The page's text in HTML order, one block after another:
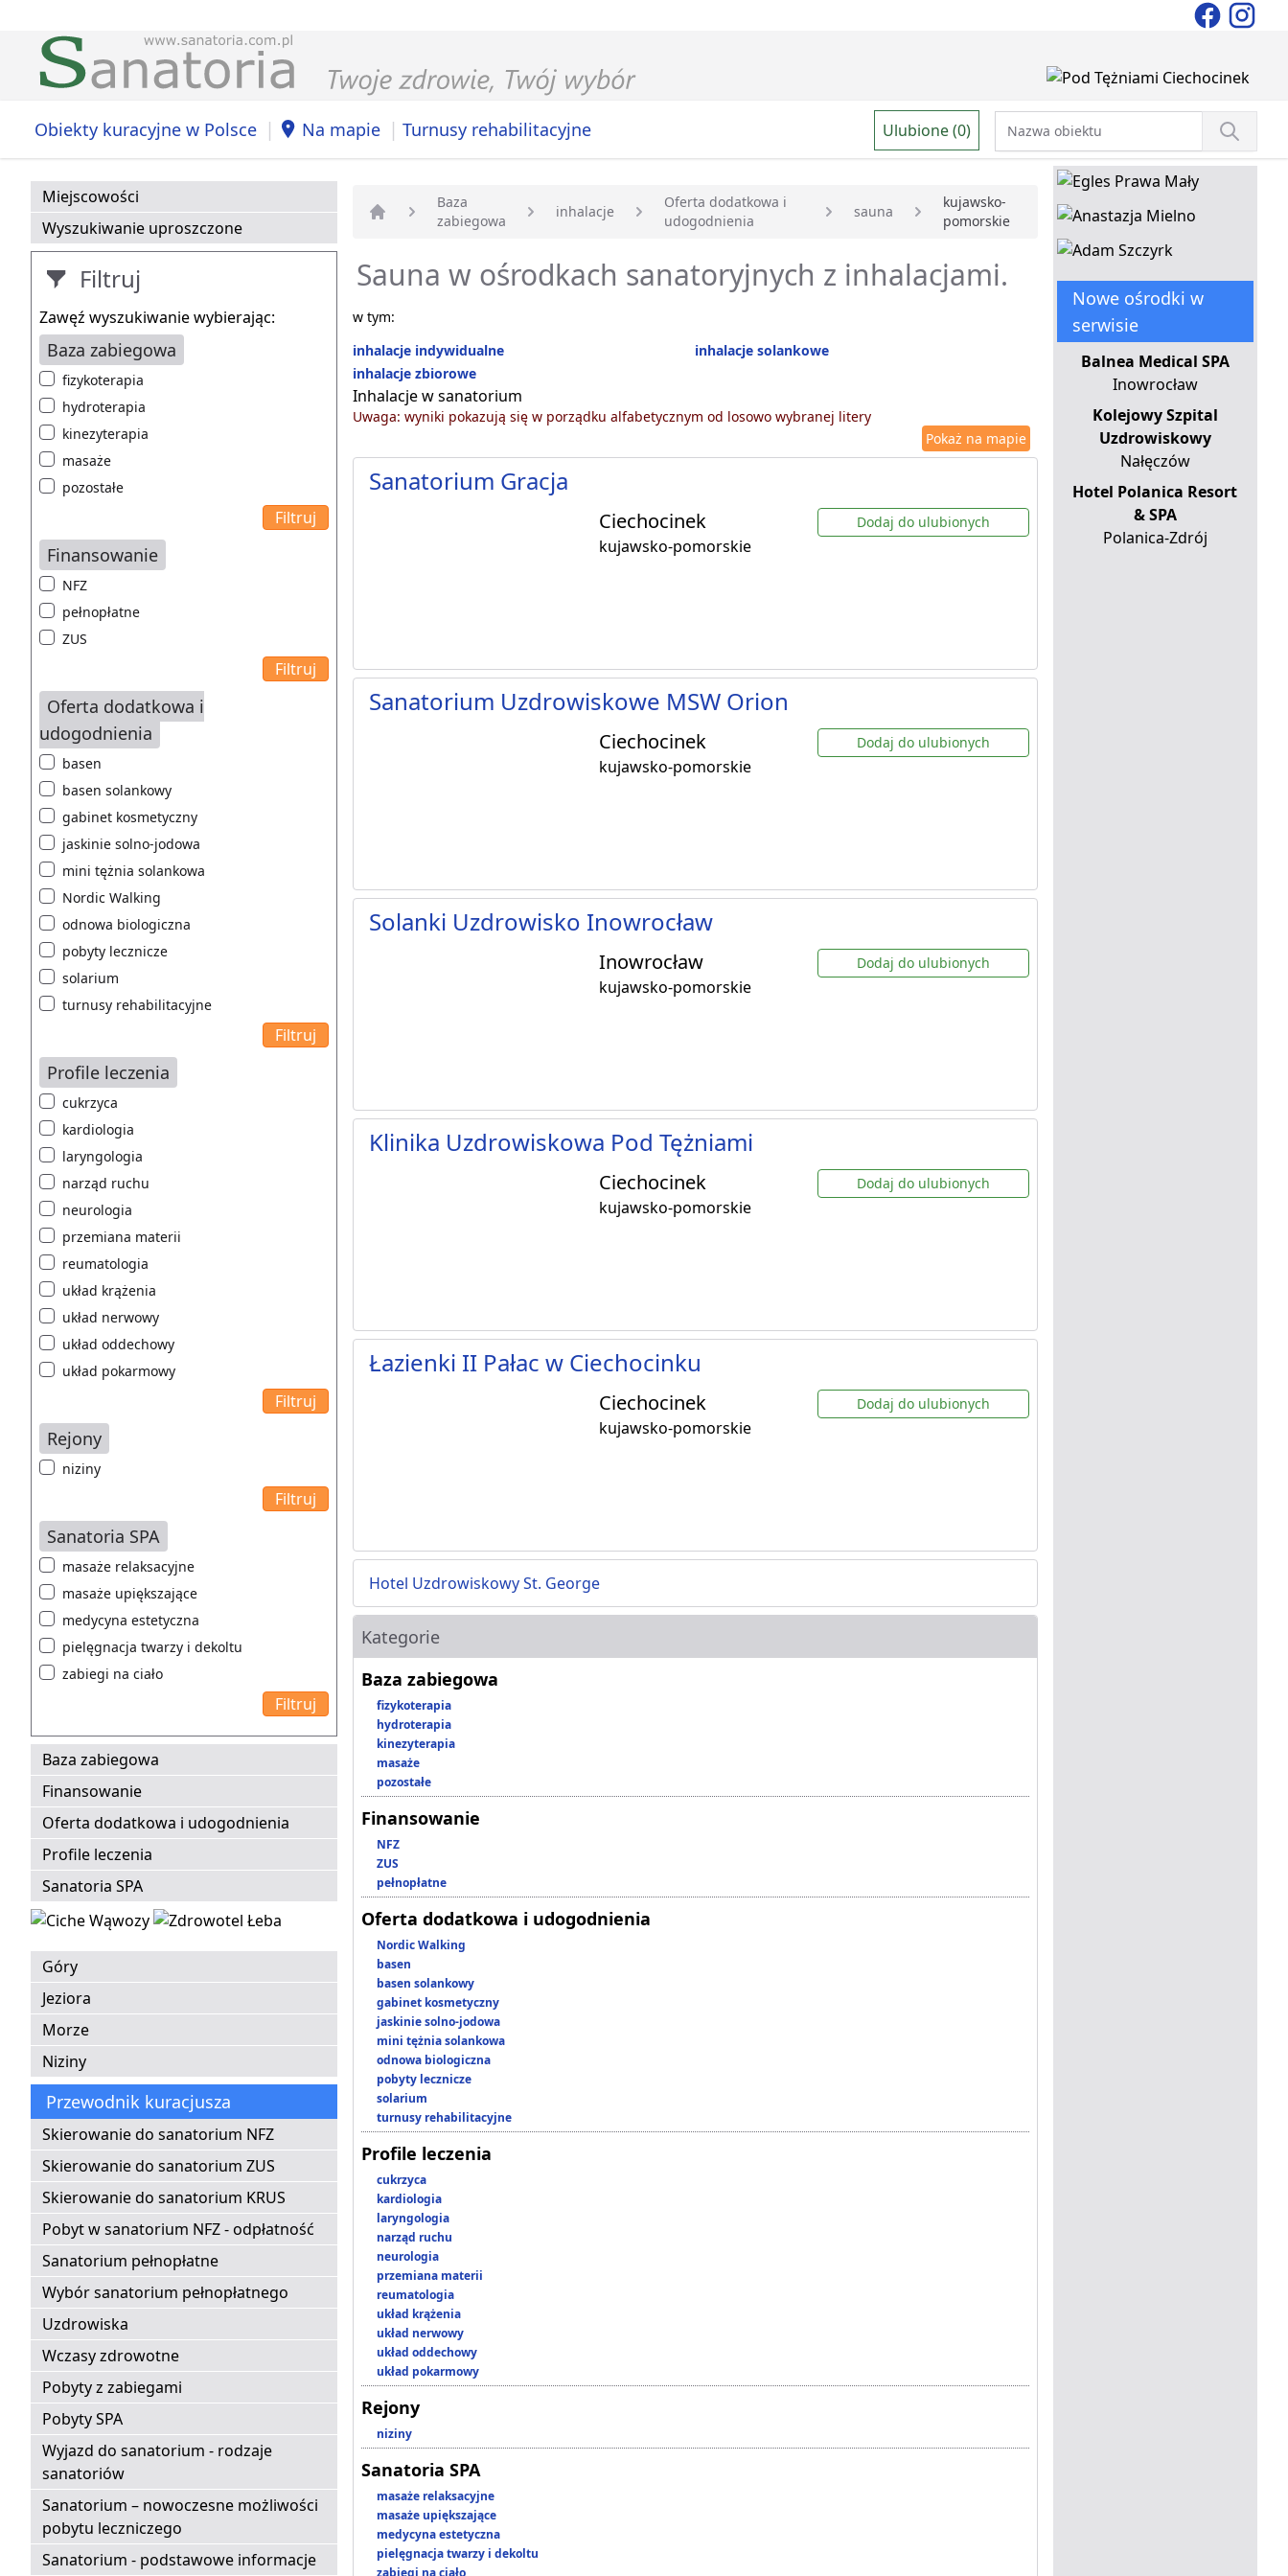
Obiekty kuracyjne w Polsce | Na mapie | Turnusy rehabilitacyjne Ulubione (0)
Miejscowości
Wyszukiwanie uproszczone
Filtruj
Zawęź wyszukiwanie wybierając:
Baza zabiegowa
fizykoterapia
hydroterapia
kinezyterapia
masaże
pozostałe
Finansowanie
NFZ
pełnopłatne
ZUS
Oferta dodatkowa i
udogodnienia
basen
basen solankowy
gabinet kosmetyczny
jaskinie solno-jodowa
mini tężnia solankowa
Nordic Walking
odnowa biologiczna
pobyty lecznicze
solarium
turnusy rehabilitacyjne
Profile leczenia
cukrzyca
kardiologia
laryngologia
narząd ruchu
neurologia
przemiana materii
reumatologia
układ krążenia
układ nerwowy
układ oddechowy
układ pokarmowy
Rejony
niziny
Sanatoria SPA
masaże relaksacyjne
masaże upiększające
medycyna estetyczna
pielęgnacja twarzy i dekoltu
zabiegi na ciało
Baza zabiegowa
Finansowanie
Oferta dodatkowa i udogodnienia
Profile leczenia
Sanatoria SPA
Góry
Jeziora
Morze
Niziny
Przewodnik kuracjusza
Skierowanie do sanatorium NFZ
Skierowanie do sanatorium ZUS
Skierowanie do sanatorium KRUS
Pobyt w sanatorium NFZ - odpłatność
Sanatorium pełnopłatne
Wybór sanatorium pełnopłatnego
Uzdrowiska
Wczasy zdrowotne
Pobyty z zabiegami
Pobyty SPA
Wyjazd do sanatorium - rodzaje
sanatoriów
Sanatorium – nowoczesne możliwości
pobytu leczniczego
Sanatorium - podstawowe informacje
Strona główna
Baza
zabiegowa
inhalacje
Oferta dodatkowa i
udogodnienia
sauna
kujawsko-
pomorskie
Sauna w ośrodkach sanatoryjnych z inhalacjami.
w tym:
inhalacje indywidualne
inhalacje solankowe
inhalacje zbiorowe
Inhalacje w sanatorium
Uwaga: wyniki pokazują się w porządku alfabetycznym od losowo wybranej litery
Pokaż na mapie
Sanatorium Gracja
Ciechocinek
kujawsko-pomorskie
Dodaj do ulubionych
Sanatorium Uzdrowiskowe MSW Orion
Ciechocinek
kujawsko-pomorskie
Dodaj do ulubionych
Solanki Uzdrowisko Inowrocław
Inowrocław
kujawsko-pomorskie
Dodaj do ulubionych
Klinika Uzdrowiskowa Pod Tężniami
Ciechocinek
kujawsko-pomorskie
Dodaj do ulubionych
Łazienki II Pałac w Ciechocinku
Ciechocinek
kujawsko-pomorskie
Dodaj do ulubionych
Hotel Uzdrowiskowy St. George
Kategorie
Baza zabiegowa
fizykoterapia
hydroterapia
kinezyterapia
masaże
pozostałe
Finansowanie
NFZ
ZUS
pełnopłatne
Oferta dodatkowa i udogodnienia
Nordic Walking
basen
basen solankowy
gabinet kosmetyczny
jaskinie solno-jodowa
mini tężnia solankowa
odnowa biologiczna
pobyty lecznicze
solarium
turnusy rehabilitacyjne
Profile leczenia
cukrzyca
kardiologia
laryngologia
narząd ruchu
neurologia
przemiana materii
reumatologia
układ krążenia
układ nerwowy
układ oddechowy
układ pokarmowy
Rejony
niziny
Sanatoria SPA
masaże relaksacyjne
masaże upiększające
medycyna estetyczna
pielęgnacja twarzy i dekoltu
Nowe ośrodki w
serwisie
Balnea Medical SPA
Inowrocław
Kolejowy Szpital
Uzdrowiskowy
Nałęczów
Hotel Polanica Resort
& SPA
Polanica-Zdrój